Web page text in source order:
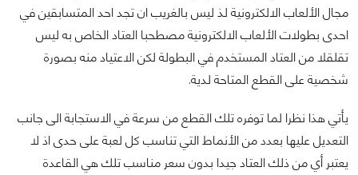
مجال الألعاب الالكترونية لذ ليس بالغريب ان تجد احد المتسابقين في
احدى بطولات الألعاب الالكترونية مصطحبا العتاد الخاص به ليس
تقلقلا من العتاد المستخدم في البطولة لكن الاعتياد منه بصورة
شخصية على القطع المتاحة لدية.
يأتي هذا نظرا لما توفره تلك القطع من سرعة في الاستجابة الى جانب
التعديل عليها بعدد من الأنماط التي تناسب كل لعبة على حدى اذ لا
يعتبر أي من ذلك العتاد جيدا بدون سعر مناسب تلك هي القاعدة